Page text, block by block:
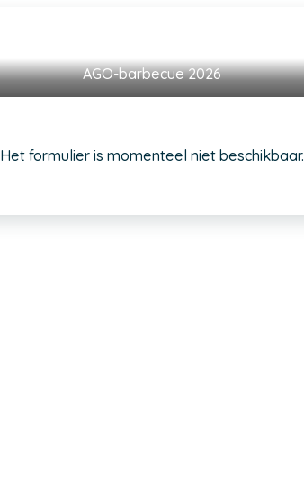
AGO-barbecue 2026
Het formulier is momenteel niet beschikbaar.